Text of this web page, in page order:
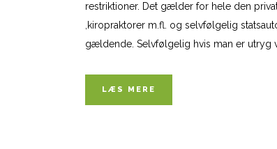
restriktioner. Det gælder for hele den
,kiropraktorer m.fl. og selvfølgelig
gældende. Selvfølgelig hvis man er utryg
LÆS MERE